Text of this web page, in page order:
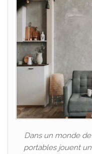
Dans un monde
portables jouent